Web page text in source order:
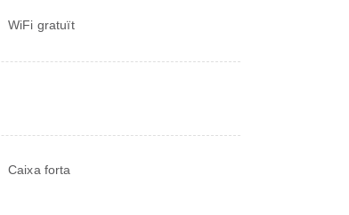
WiFi gratuït
Caixa forta